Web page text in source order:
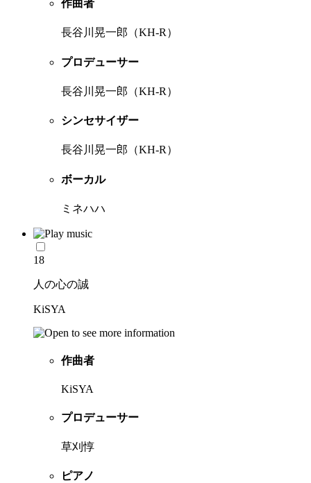
作曲者
長谷川晃一郎（KH-R）
プロデューサー
長谷川晃一郎（KH-R）
シンセサイザー
長谷川晃一郎（KH-R）
ボーカル
ミネハハ
18
人の心の誠
KiSYA
作曲者
KiSYA
プロデューサー
草刈惇
ピアノ